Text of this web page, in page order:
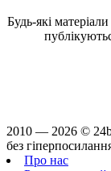
Будь-які
2010 — 2026 ©
без
Про нас